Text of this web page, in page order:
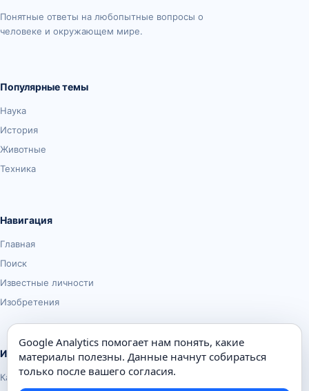
Понятные ответы на любопытные вопросы о
человеке и окружающем мире.
Популярные темы
Наука
История
Животные
Техника
Навигация
Главная
Поиск
Известные личности
Изобретения
Информация
Карта сайта
Google Analytics помогает нам понять, какие
материалы полезны. Данные начнут собираться
только после вашего согласия.